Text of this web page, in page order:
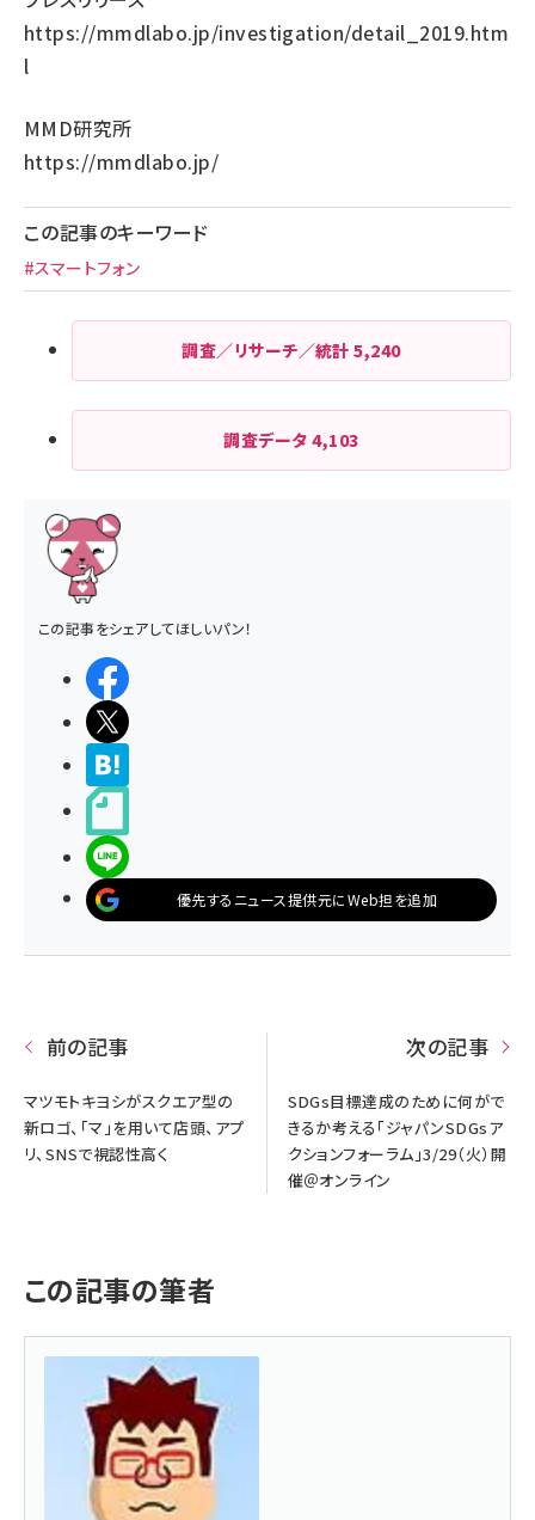
https://mmdlabo.jp/investigation/detail_2019.htm
l
MMD研究所
https://mmdlabo.jp/
この記事のキーワード
#スマートフォン
調査／リサーチ／統計5,240
調査データ4,103
この記事をシェアしてほしいパン！
優先するニュース提供元にWeb担を追加
前の記事
マツモトキヨシがスクエア型の
新ロゴ、「マ」を用いて店頭、アプ
リ、SNSで視認性高く
次の記事
SDGs目標達成のために何がで
きるか考える「ジャパンSDGsア
クションフォーラム」3/29（火）開
催＠オンライン
この記事の筆者